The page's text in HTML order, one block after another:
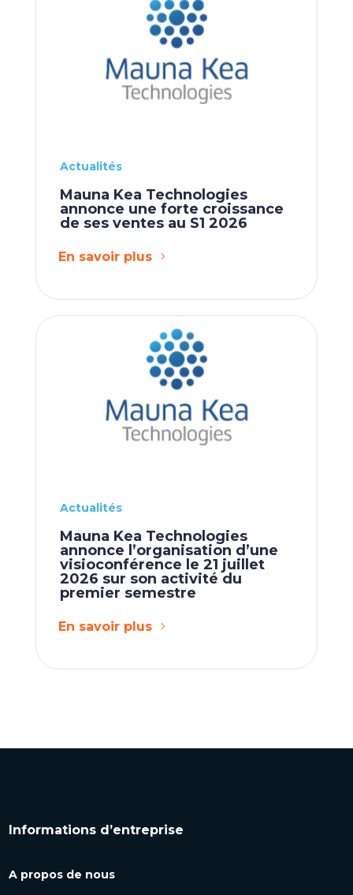
Actualités
Mauna Kea Technologies
annonce une forte croissance
de ses ventes au S1 2026
En savoir plus
Actualités
Mauna Kea Technologies
annonce l’organisation d’une
visioconférence le 21 juillet
2026 sur son activité du
premier semestre
En savoir plus
Informations d’entreprise
A propos de nous